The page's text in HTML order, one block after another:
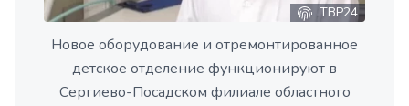
ТВР24
Новое оборудование и отремонтированное
детское отделение функционируют в
Сергиево-Посадском филиале областного